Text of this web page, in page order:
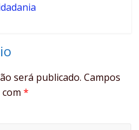
será publicado. Campos
com*